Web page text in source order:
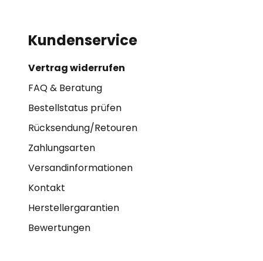
Kundenservice
Vertrag widerrufen
FAQ & Beratung
Bestellstatus prüfen
Rücksendung/Retouren
Zahlungsarten
Versandinformationen
Kontakt
Herstellergarantien
Bewertungen